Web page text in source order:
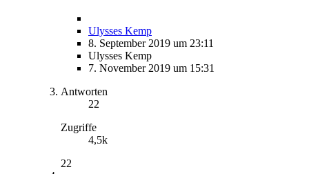
Ulysses Kemp
8. September 2019 um 23:11
Ulysses Kemp
7. November 2019 um 15:31
Antworten
22
Zugriffe
4,5k
22